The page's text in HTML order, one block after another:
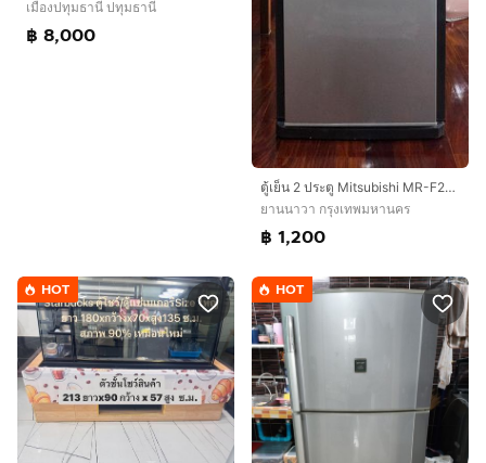
เมืองปทุมธานี ปทุมธานี
฿ 8,000
ตู้เย็น 2 ประตู Mitsubishi MR-F23G-SL ขนาด 7 คิว
ยานนาวา กรุงเทพมหานคร
฿ 1,200
HOT HOT